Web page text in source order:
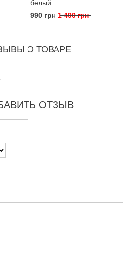
белый
990 грн 1 490 грн
О ТОВАРЕ
ОТЗЫВ